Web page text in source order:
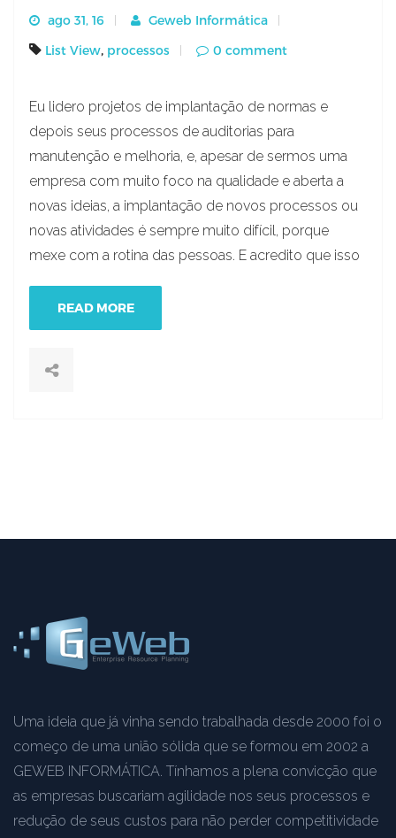
ago 31, 16
Geweb Informática
List View processos 0 comment
Eu lidero projetos de implantação de normas e
depois seus processos de auditorias para
manutenção e melhoria, e, apesar de sermos uma
empresa com muito foco na qualidade e aberta a
novas ideias, a implantação de novos processos ou
novas atividades é sempre muito difícil, porque
mexe com a rotina das pessoas. E acredito que isso
READ MORE
Uma ideia que já vinha sendo trabalhada desde 2000 foi o
começo de uma união sólida que se formou em 2002 a
GEWEB INFORMÁTICA. Tínhamos a plena convicção que
as empresas buscariam agilidade nos seus processos e
redução de seus custos para não perder competitividade